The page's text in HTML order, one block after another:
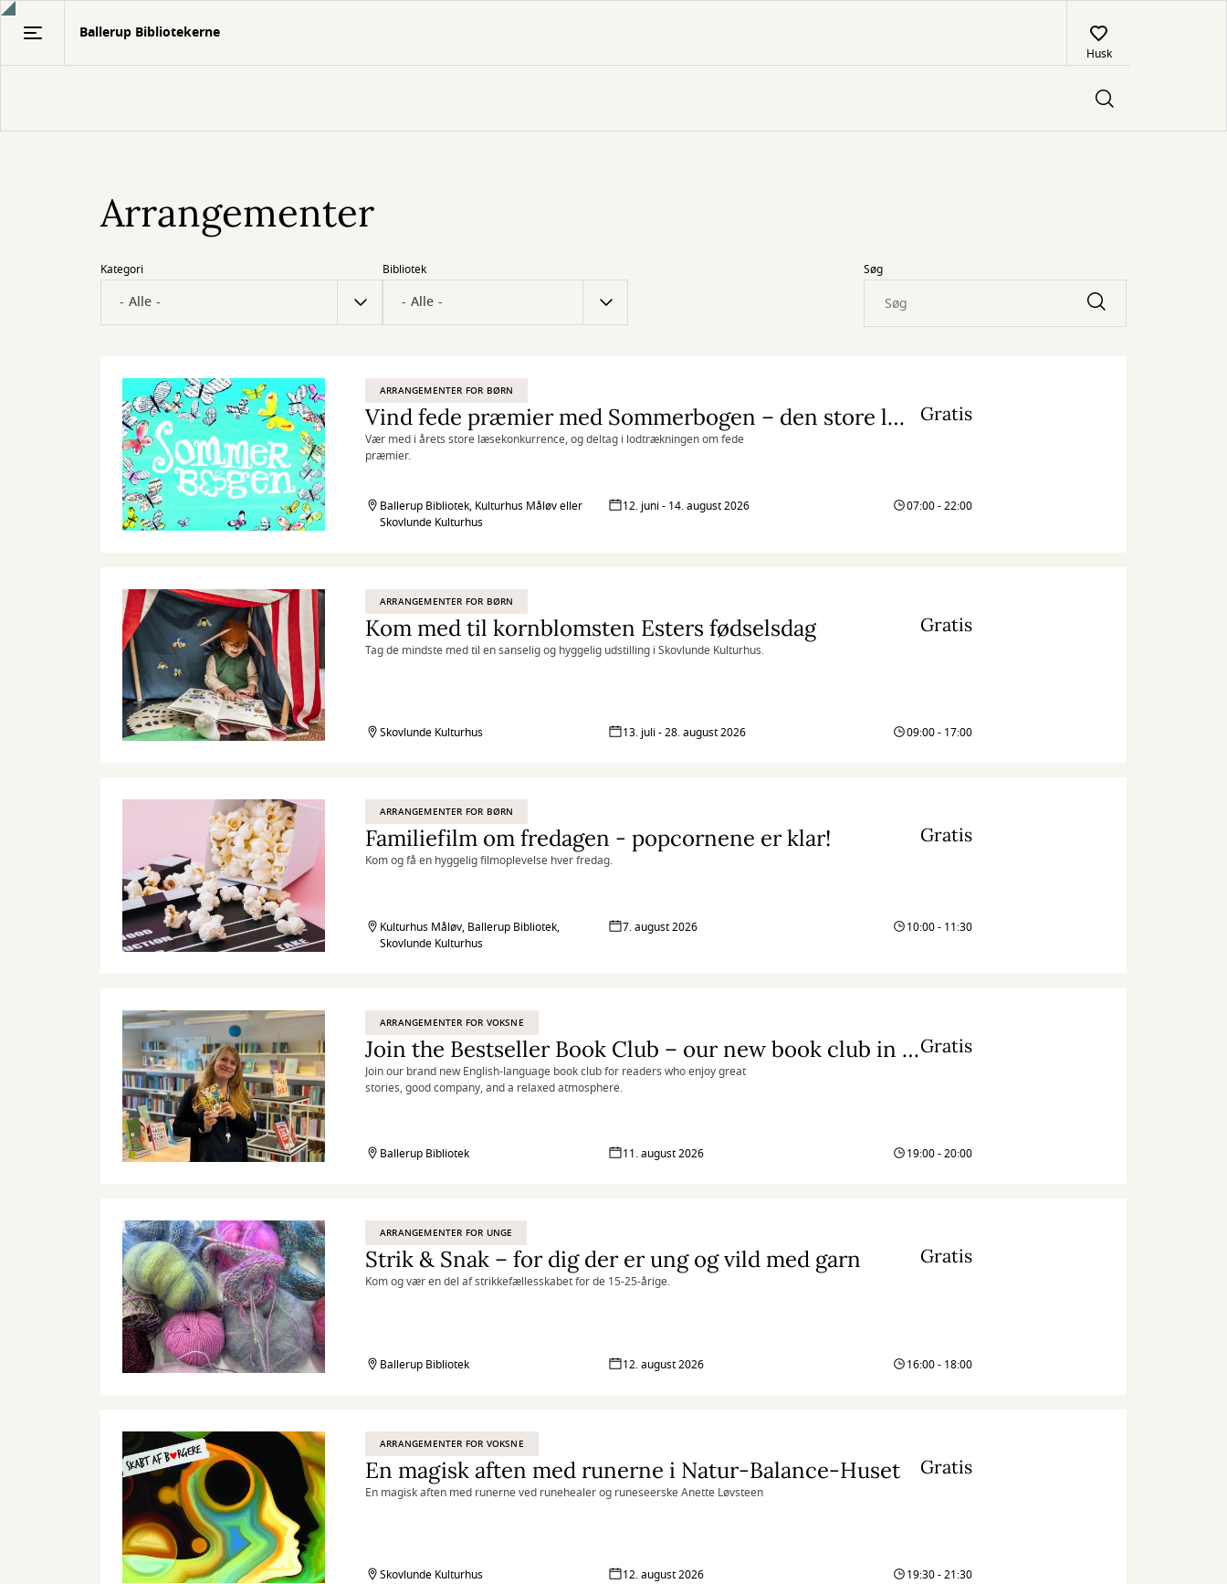
Gå
Ballerup Bibliotekerne
Husk
Arrangementer
Kategori Bibliotek Søg
ARRANGEMENTER FOR BØRN
Vind fede præmier med Sommerbogen – den store læsekonkurrence for børn og forældre
Vær med i årets store læsekonkurrence, og deltag i lodtrækningen om fede
præmier.
Gratis
Ballerup Bibliotek, Kulturhus Måløv eller
Skovlunde Kulturhus
12. juni - 14. august 2026 07:00 - 22:00
ARRANGEMENTER FOR BØRN
Kom med til kornblomsten Esters fødselsdag
Tag de mindste med til en sanselig og hyggelig udstilling i Skovlunde Kulturhus.
Gratis
Skovlunde Kulturhus 13. juli - 28. august 2026 09:00 - 17:00
ARRANGEMENTER FOR BØRN
Familiefilm om fredagen - popcornene er klar!
Kom og få en hyggelig filmoplevelse hver fredag.
Gratis
Kulturhus Måløv, Ballerup Bibliotek,
Skovlunde Kulturhus
7. august 2026 10:00 - 11:30
ARRANGEMENTER FOR VOKSNE
Join the Bestseller Book Club – our new book club in English
Join our brand new English-language book club for readers who enjoy great
stories, good company, and a relaxed atmosphere.
Gratis
Ballerup Bibliotek 11. august 2026 19:00 - 20:00
ARRANGEMENTER FOR UNGE
Strik & Snak – for dig der er ung og vild med garn
Kom og vær en del af strikkefællesskabet for de 15-25-årige.
Gratis
Ballerup Bibliotek 12. august 2026 16:00 - 18:00
ARRANGEMENTER FOR VOKSNE
En magisk aften med runerne i Natur-Balance-Huset
En magisk aften med runerne ved runehealer og runeseerske Anette Løvsteen
Gratis
Skovlunde Kulturhus 12. august 2026 19:30 - 21:30